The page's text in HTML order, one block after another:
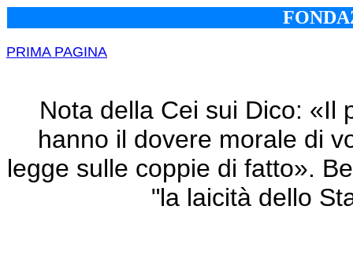
PRIMA PAGINA
Nota della Cei sui Dico: «Il
hanno il dovere morale di
legge sulle coppie di fatto».
"la laicità dello